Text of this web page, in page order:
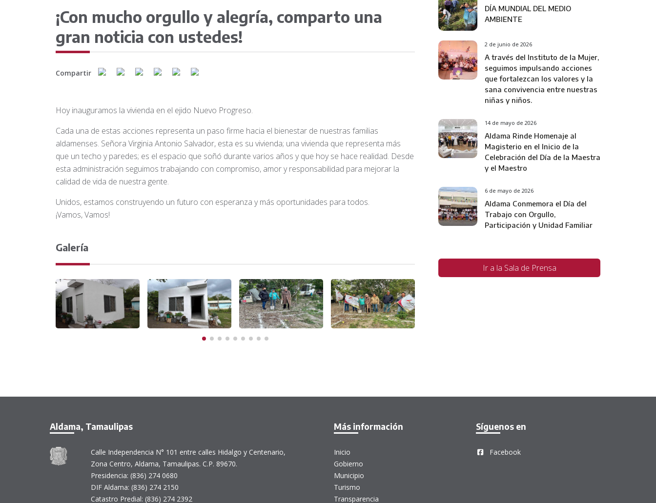
¡Con mucho orgullo y alegría, comparto una
gran noticia con ustedes!
Compartir
Hoy inauguramos la vivienda en el ejido Nuevo Progreso.
Cada una de estas acciones representa un paso firme hacia el bienestar de nuestras familias
aldamenses. Señora Virginia Antonio Salvador, esta es su vivienda; una vivienda que representa más
que un techo y paredes; es el espacio que soñó durante varios años y que hoy se hace realidad. Desde
esta administración seguimos trabajando con compromiso, amor y responsabilidad para mejorar la
calidad de vida de nuestra gente.
Unidos, estamos construyendo un futuro con esperanza y más oportunidades para todos.
¡Vamos, Vamos!
Galería
DÍA MUNDIAL DEL MEDIO
AMBIENTE
2 de junio de 2026
A través del Instituto de la Mujer,
seguimos impulsando acciones
que fortalezcan los valores y la
sana convivencia entre nuestras
niñas y niños.
14 de mayo de 2026
Aldama Rinde Homenaje al
Magisterio en el Inicio de la
Celebración del Día de la Maestra
y el Maestro
6 de mayo de 2026
Aldama Conmemora el Día del
Trabajo con Orgullo,
Participación y Unidad Familiar
Ir a la Sala de Prensa
Aldama, Tamaulipas
Calle Independencia N° 101 entre calles Hidalgo y Centenario,
Zona Centro, Aldama, Tamaulipas. C.P. 89670.
Presidencia: (836) 274 0680
DIF Aldama: (836) 274 2150
Catastro Predial: (836) 274 2392
Más información
Inicio
Gobierno
Municipio
Turismo
Transparencia
Síguenos en
Facebook